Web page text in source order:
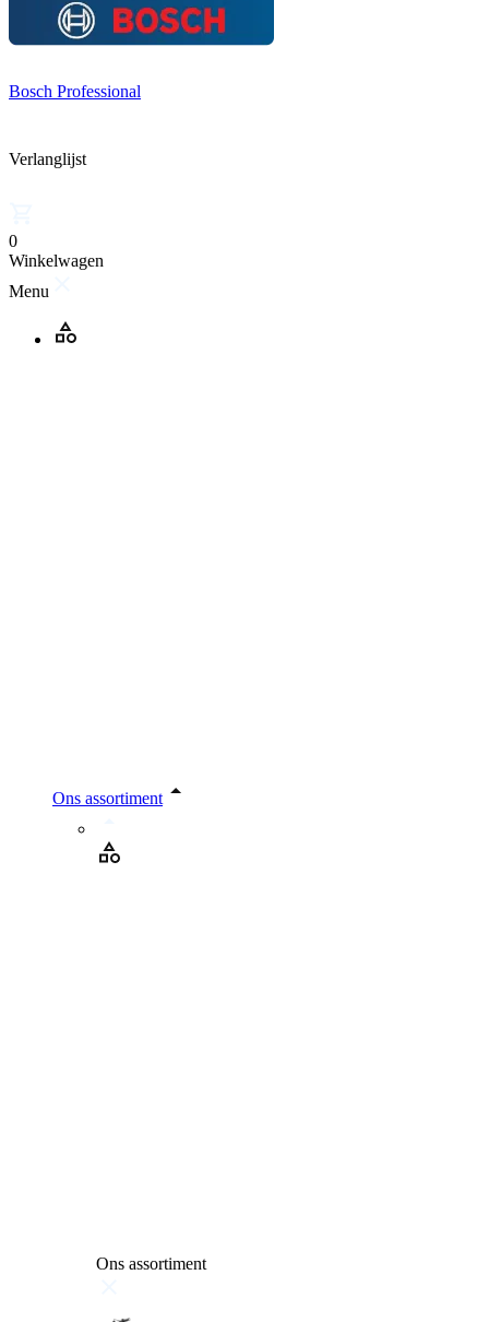
Bosch Professional
Verlanglijst
0
Winkelwagen
Menu
Ons assortiment
Ons assortiment